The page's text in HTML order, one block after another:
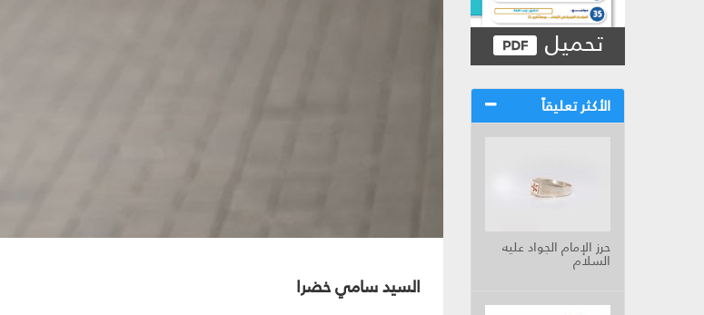
تحميل
الأكثر تعليقاً
حرز الإمام الجواد عليه
السلام
السيد سامي خضرا